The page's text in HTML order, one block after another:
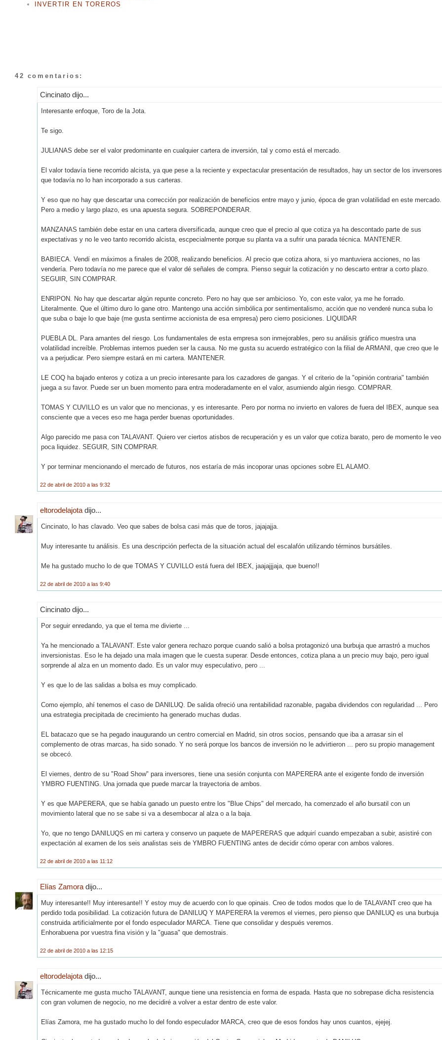
INVERTIR EN TOREROS
42 comentarios:
Cincinato dijo...
Interesante enfoque, Toro de la Jota.
Te sigo.
JULIANAS debe ser el valor predominante en cualquier cartera de inversión, tal y como está el mercado.
El valor todavía tiene recorrido alcista, ya que pese a la reciente y expectacular presentación de resultados, hay un sector de los inversores
que todavía no lo han incorporado a sus carteras.
Y eso que no hay que descartar una corrección por realización de beneficios entre mayo y junio, época de gran volatilidad en este mercado.
Pero a medio y largo plazo, es una apuesta segura. SOBREPONDERAR.
MANZANAS también debe estar en una cartera diversificada, aunque creo que el precio al que cotiza ya ha descontado parte de sus
expectativas y no le veo tanto recorrido alcista, escpecialmente porque su planta va a sufrir una parada técnica. MANTENER.
BABIECA. Vendí en máximos a finales de 2008, realizando beneficios. Al precio que cotiza ahora, si yo mantuviera acciones, no las
vendería. Pero todavía no me parece que el valor dé señales de compra. Pienso seguir la cotización y no descarto entrar a corto plazo.
SEGUIR, SIN COMPRAR.
ENRIPON. No hay que descartar algún repunte concreto. Pero no hay que ser ambicioso. Yo, con este valor, ya me he forrado.
Literalmente. Que el último duro lo gane otro. Mantengo una acción simbólica por sentimentalismo, acción que no venderé nunca suba lo
que suba o baje lo que baje (me gusta sentirme accionista de esa empresa) pero cierro posiciones. LIQUIDAR
PUEBLA DL. Para amantes del riesgo. Los fundamentales de esta empresa son inmejorables, pero su análisis gráfico muestra una
volatilidad increíble. Problemas internos pueden ser la causa. No me gusta su acuerdo estratégico con la filial de ARMANI, que creo que le
va a perjudicar. Pero siempre estará en mi cartera. MANTENER.
LE COQ ha bajado enteros y cotiza a un precio interesante para los cazadores de gangas. Y el criterio de la "opinión contraria" también
juega a su favor. Puede ser un buen momento para entra moderadamente en el valor, asumiendo algún riesgo. COMPRAR.
TOMAS Y CUVILLO es un valor que no mencionas, y es interesante. Pero por norma no invierto en valores de fuera del IBEX, aunque sea
consciente que a veces eso me haga perder buenas oportunidades.
Algo parecido me pasa con TALAVANT. Quiero ver ciertos atisbos de recuperación y es un valor que cotiza barato, pero de momento le veo
poca liquidez. SEGUIR, SIN COMPRAR.
Y por terminar mencionando el mercado de futuros, nos estaría de más incoporar unas opciones sobre EL ALAMO.
22 de abril de 2010 a las 9:32
eltorodelajota dijo...
Cincinato, lo has clavado. Veo que sabes de bolsa casi más que de toros, jajajajja.
Muy interesante tu análisis. Es una descripción perfecta de la situación actual del escalafón utilizando términos bursátiles.
Me ha gustado mucho lo de que TOMAS Y CUVILLO está fuera del IBEX, jaajajjjaja, que bueno!!
22 de abril de 2010 a las 9:40
Cincinato dijo...
Por seguir enredando, ya que el tema me divierte ...
Ya he mencionado a TALAVANT. Este valor genera rechazo porque cuando salió a bolsa protagonizó una burbuja que arrastró a muchos
inversionistas. Eso le ha dejado una mala imagen que le cuesta superar. Desde entonces, cotiza plana a un precio muy bajo, pero igual
sorprende al alza en un momento dado. Es un valor muy especulativo, pero ...
Y es que lo de las salidas a bolsa es muy complicado.
Como ejemplo, ahí tenemos el caso de DANILUQ. De salida ofreció una rentabilidad razonable, pagaba dividendos con regularidad ... Pero
una estrategia precipitada de crecimiento ha generado muchas dudas.
EL batacazo que se ha pegado inaugurando un centro comercial en Madrid, sin otros socios, pensando que iba a arrasar sin el
complemento de otras marcas, ha sido sonado. Y no será porque los bancos de inversión no le advirtieron ... pero su propio management
se obcecó.
El viernes, dentro de su "Road Show" para inversores, tiene una sesión conjunta con MAPERERA ante el exigente fondo de inversión
YMBRO FUENTING. Una jornada que puede marcar la trayectoria de ambos.
Y es que MAPERERA, que se había ganado un puesto entre los "Blue Chips" del mercado, ha comenzado el año bursatil con un
movimiento lateral que no se sabe si va a desembocar al alza o a la baja.
Yo, que no tengo DANILUQS en mi cartera y conservo un paquete de MAPERERAS que adquirí cuando empezaban a subir, asistiré con
expectación al examen de los seis analistas seis de YMBRO FUENTING antes de decidir cómo operar con ambos valores.
22 de abril de 2010 a las 11:12
Elías Zamora dijo...
Muy interesante!! Muy interesante!! Y estoy muy de acuerdo con lo que opinais. Creo de todos modos que lo de TALAVANT creo que ha
perdido toda posibilidad. La cotización futura de DANILUQ Y MAPERERA la veremos el viernes, pero pienso que DANILUQ es una burbuja
construida artificialmente por el fondo especulador MARCA. Tiene que consolidar y después veremos.
Enhorabuena por vuestra fina visión y la "guasa" que demostrais.
22 de abril de 2010 a las 12:15
eltorodelajota dijo...
Técnicamente me gusta mucho TALAVANT, aunque tiene una resistencia en forma de espada. Hasta que no sobrepase dicha resistencia
con gran volumen de negocio, no me decidiré a volver a estar dentro de este valor.
Elías Zamora, me ha gustado mucho lo del fondo especulador MARCA, creo que de esos fondos hay unos cuantos, ejejej.